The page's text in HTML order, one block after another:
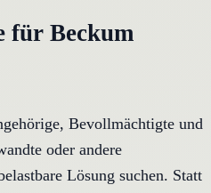
für Beckum
Bevollmächtigte und
oder andere
Lösung suchen. Statt